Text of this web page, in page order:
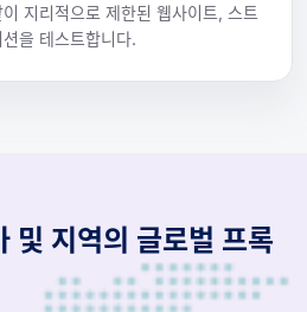
지리적으로 제한된 웹사이트, 스트
을 테스트합니다.
및 지역의 글로벌 프록